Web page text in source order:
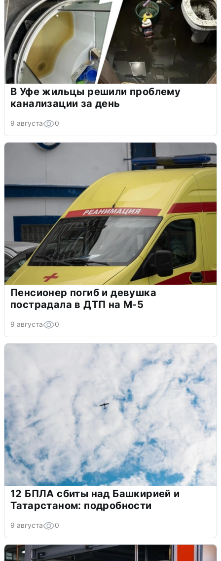
В Уфе жильцы решили проблему
канализации за день
9 августа 0
Пенсионер погиб и девушка
пострадала в ДТП на М-5
9 августа 0
12 БПЛА сбиты над Башкирией и
Татарстаном: подробности
9 августа 0